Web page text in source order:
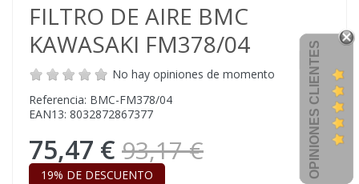
FILTRO DE AIRE BMC
KAWASAKI FM378/04
No hay opiniones de momento
Referencia: BMC-FM378/04
EAN13: 8032872867377
75,47 € 93,17 €
19% DE DESCUENTO OPINIONES CLIENTES